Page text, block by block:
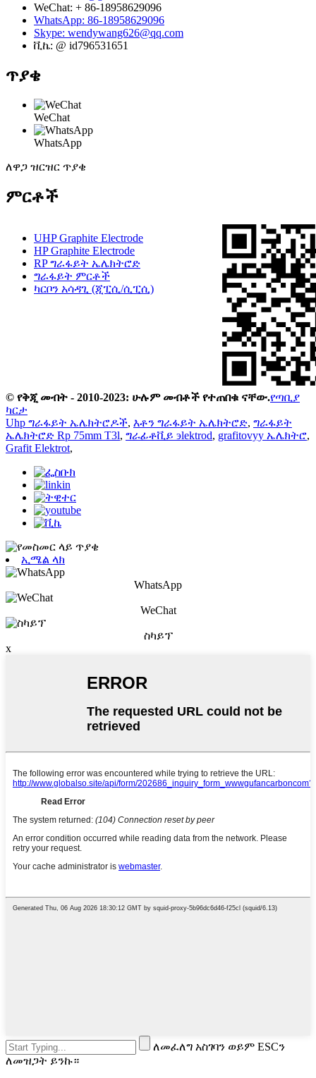
WeChat: + 86-18958629096
WhatsApp: 86-18958629096
Skype: wendywang626@qq.com
ቪኬ: @ id796531651
ጥያቄ
WeChat
WhatsApp
ለዋጋ ዝርዝር ጥያቄ
ምርቶች
UHP Graphite Electrode
HP Graphite Electrode
RP ግራፋይት ኤሌክትሮድ
ግራፋይት ምርቶች
ካርቦን አሳዳጊ (ጂፒሲ/ሲፒሲ)
© የቅጂ መብት - 2010-2023: ሁሉም መብቶች የተጠበቁ ናቸው.የጣቢያ
ካርታ
Uhp ግራፋይት ኤሌክትሮዶች, እቶን ግራፋይት ኤሌክትሮድ, ግራፋይት
ኤሌክትሮድ Rp 75mm T3l, ግራፊቶቪይ эlektrod, grafitovyy ኤሌክትሮ,
Grafit Elektrot,
ኢሜል ላክ
WhatsApp
WeChat
ስካይፕ
x
ለመፈለግ አስገባን ወይም ESCን
ለመዝጋት ይንኩ።